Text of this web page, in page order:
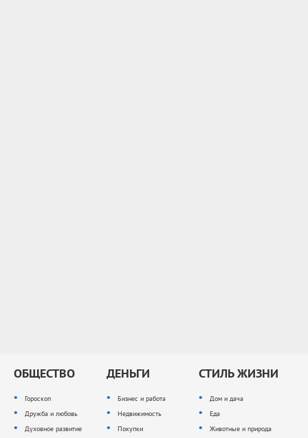
ОБЩЕСТВО
Гороскоп
Дружба и любовь
Духовное развитие
ДЕНЬГИ
Бизнес и работа
Недвижимость
Покупки
СТИЛЬ ЖИЗНИ
Дом и дача
Еда
Животные и природа